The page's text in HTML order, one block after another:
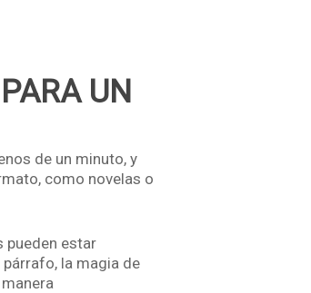
UN
de un minuto, y
como novelas o
pueden estar
la magia de